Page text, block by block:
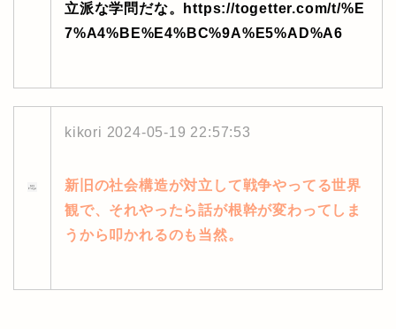
立派な学問だな。https://togetter.com/t/%E
7%A4%BE%E4%BC%9A%E5%AD%A6
kikori 2024-05-19 22:57:53
新旧の社会構造が対立して戦争やってる世界
観で、それやったら話が根幹が変わってしま
うから叩かれるのも当然。